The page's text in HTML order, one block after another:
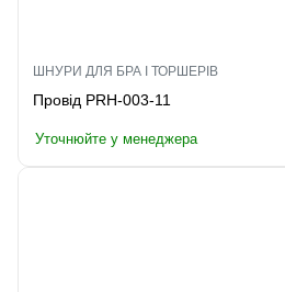
ШНУРИ ДЛЯ БРА І ТОРШЕРІВ
Провід PRH-003-11
Уточнюйте у менеджера